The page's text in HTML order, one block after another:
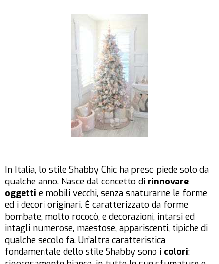
In Italia, lo stile Shabby Chic ha preso piede solo da
qualche anno. Nasce dal concetto di rinnovare
oggetti e mobili vecchi, senza snaturarne le forme
ed i decori originari. È caratterizzato da forme
bombate, molto rococò, e decorazioni, intarsi ed
intagli numerose, maestose, appariscenti, tipiche di
qualche secolo fa. Un’altra caratteristica
fondamentale dello stile Shabby sono i colori: